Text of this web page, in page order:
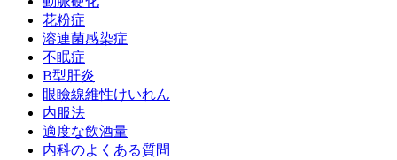
花粉症
溶連菌感染症
不眠症
B型肝炎
眼瞼線維性けいれん
内服法
適度な飲酒量
内科のよくある質問